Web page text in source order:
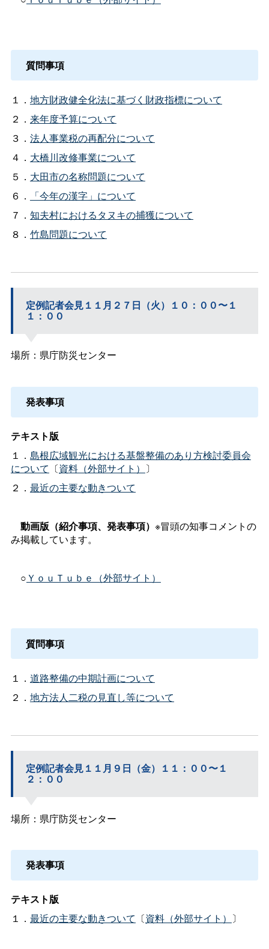
質問事項
１． 地方財政健全化法に基づく財政指標について
２． 来年度予算について
３． 法人事業税の再配分について
４． 大橋川改修事業について
５． 大田市の名称問題について
６．
「今年の漢字」について
７． 知夫村におけるタヌキの捕獲について
８． 竹島問題について
定例記者会見１１月２７日（火）１０：００〜１
１：００
場所：県庁防災センター
発表事項
テキスト版
１． 島根広域観光における基盤整備のあり方検討委員会
について 〔資料（外部サイト） 〕
２． 最近の主要な動きついて
動画版（紹介事項、発表事項） ※冒頭の知事コメントの
み掲載しています。
○ＹｏｕＴｕｂｅ（外部サイト）
質問事項
１． 道路整備の中期計画について
２． 地方法人二税の見直し等について
定例記者会見１１月９日（金）１１：００〜１
２：００
場所：県庁防災センター
発表事項
テキスト版
１． 最近の主要な動きついて 〔資料（外部サイト） 〕